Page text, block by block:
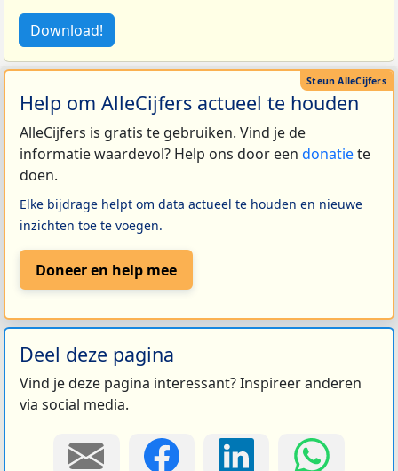
Download!
Help om AlleCijfers actueel te houden
AlleCijfers is gratis te gebruiken. Vind je de
informatie waardevol? Help ons door een donatiete
doen.
Elke bijdrage helpt om data actueel te houden en nieuwe
inzichten toe te voegen.
Doneer en help mee
Deel deze pagina
Vind je deze pagina interessant? Inspireer anderen
via social media.